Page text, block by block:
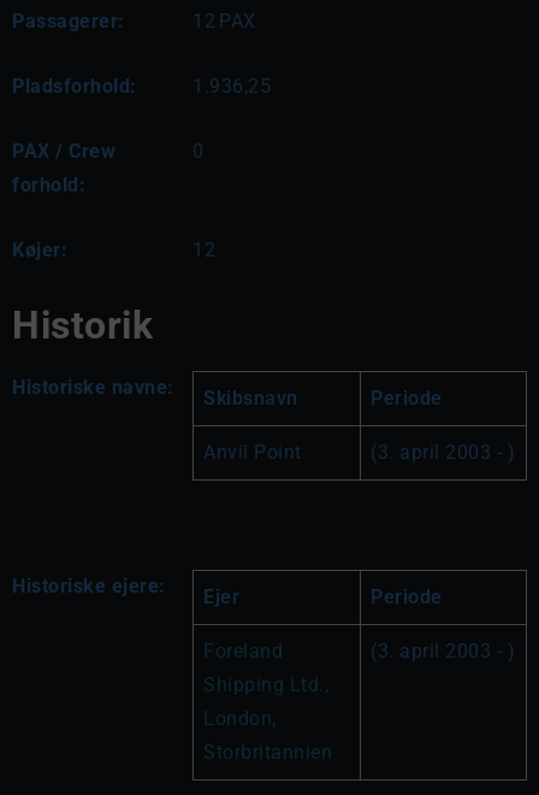
Passagerer: 12 PAX
Pladsforhold: 1.936,25
PAX / Crew
forhold:
0
Køjer: 12
Historik
Historiske navne: Skibsnavn Periode
Anvil Point (3. april 2003 - )
Historiske ejere: Ejer Periode
Foreland
Shipping Ltd.,
London,
Storbritannien
(3. april 2003 - )